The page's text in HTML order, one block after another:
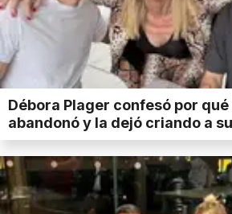
Débora Plager confesó por qué
abandonó y la dejó criando a